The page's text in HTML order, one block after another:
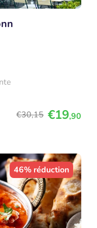
€30,15 €19,90
46% réduction